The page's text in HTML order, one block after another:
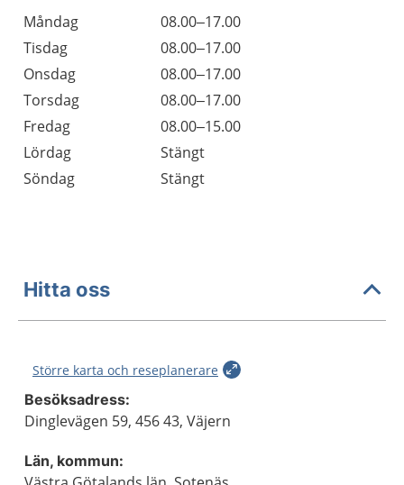
Dag
Öppettider
Kommentarer
Måndag
08.00–17.00
Tisdag
08.00–17.00
Onsdag
08.00–17.00
Torsdag
08.00–17.00
Fredag
08.00–15.00
Lördag
Stängt
Söndag
Stängt
Hitta oss
Större karta och reseplanerare
Besöksadress:
Dinglevägen 59, 456 43, Väjern
Län, kommun: